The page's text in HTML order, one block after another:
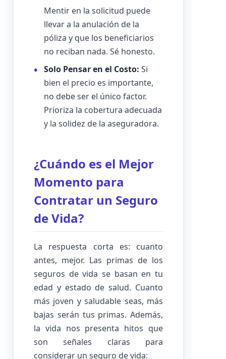
Mentir en la solicitud puede
llevar a la anulación de la
póliza y que los beneficiarios
no reciban nada. Sé honesto.
Solo Pensar en el Costo: Si
bien el precio es importante,
no debe ser el único factor.
Prioriza la cobertura adecuada
y la solidez de la aseguradora.
¿Cuándo es el Mejor
Momento para
Contratar un Seguro
de Vida?
La respuesta corta es: cuanto
antes, mejor. Las primas de los
seguros de vida se basan en tu
edad y estado de salud. Cuanto
más joven y saludable seas, más
bajas serán tus primas. Además,
la vida nos presenta hitos que
son señales claras para
considerar un seguro de vida: